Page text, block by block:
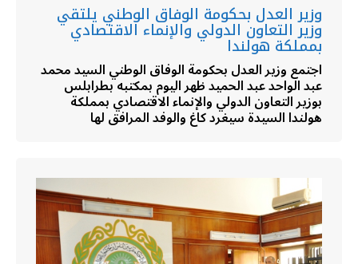
وزير العدل بحكومة الوفاق الوطني يلتقي
وزير التعاون الدولي والإنماء الاقتصادي
بمملكة هولندا
اجتمع وزير العدل بحكومة الوفاق الوطني السيد محمد
عبد الواحد عبد الحميد ظهر اليوم بمكتبه بطرابلس
بوزير التعاون الدولي والإنماء الاقتصادي بمملكة
هولندا السيدة سيغرد كاغ والوفد المرافق لها